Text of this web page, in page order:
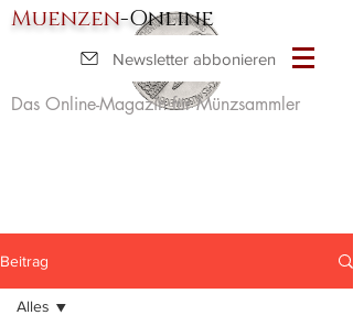
Muenzen-Online
Das Online-Magazin für Münzsammler
Newsletter abbonieren
Beitrag
Alles